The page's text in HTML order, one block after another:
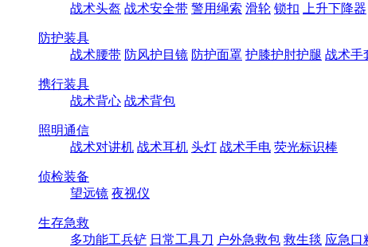
战术头盔 战术安全带 警用绳索 滑轮 锁扣 上升下降器
防护装具
战术腰带 防风护目镜 防护面罩 护膝护肘护腿 战术手
携行装具
战术背心 战术背包
照明通信
战术对讲机 战术耳机 头灯 战术手电 荧光标识棒
侦检装备
望远镜 夜视仪
生存急救
多功能工兵铲 日常工具刀 户外急救包 救生毯 应急口